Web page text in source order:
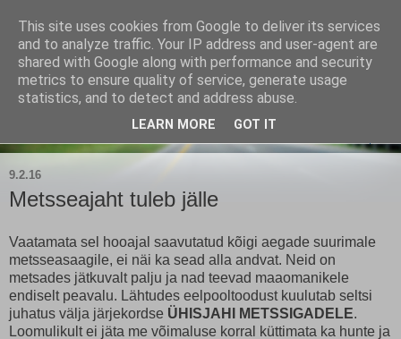
Kärla Jahimeeste Selts
Blogi Saaremaa keskpaiga jahimeeste tegemistest
9.2.16
Metsseajaht tuleb jälle
Vaatamata sel hooajal saavutatud kõigi aegade suurimale
metsseasaagile, ei näi ka sead alla andvat. Neid on
metsades jätkuvalt palju ja nad teevad maaomanikele
endiselt peavalu. Lähtudes eelpooltoodust kuulutab seltsi
juhatus välja järjekordse ÜHISJAHI METSSIGADELE.
Loomulikult ei jäta me võimaluse korral küttimata ka hunte ja
This site uses cookies from Google to deliver its services
and to analyze traffic. Your IP address and user-agent are
shared with Google along with performance and security
metrics to ensure quality of service, generate usage
statistics, and to detect and address abuse.
LEARN MORE GOT IT